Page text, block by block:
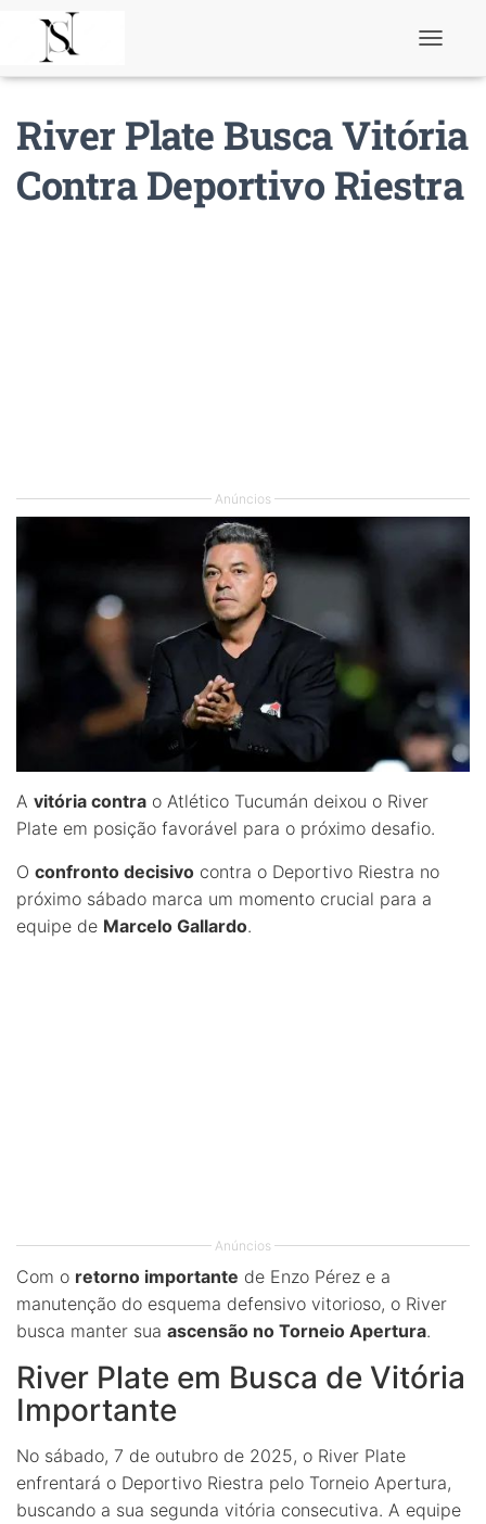
l
e
a
v
River Plate Busca Vitória
Contra Deportivo Riestra
Anúncios
A vitória contra o Atlético Tucumán deixou o River
Plate em posição favorável para o próximo desafio.
O confronto decisivo contra o Deportivo Riestra no
próximo sábado marca um momento crucial para a
equipe de Marcelo Gallardo.
Anúncios
Com o retorno importante de Enzo Pérez e a
manutenção do esquema defensivo vitorioso, o River
busca manter sua ascensão no Torneio Apertura.
River Plate em Busca de Vitória
Importante
No sábado, 7 de outubro de 2025, o River Plate
enfrentará o Deportivo Riestra pelo Torneio Apertura,
buscando a sua segunda vitória consecutiva. A equipe